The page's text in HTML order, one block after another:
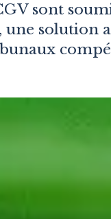
sont
une solution